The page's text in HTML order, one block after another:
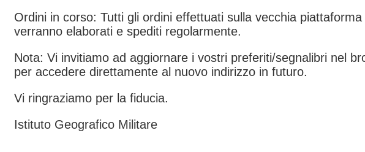
Ordini in corso: Tutti gli ordini effettuati sulla vecchia piattaforma
verranno elaborati e spediti regolarmente.
Nota: Vi invitiamo ad aggiornare i vostri preferiti/segnalibri nel
per accedere direttamente al nuovo indirizzo in futuro.
Vi ringraziamo per la fiducia.
Istituto Geografico Militare